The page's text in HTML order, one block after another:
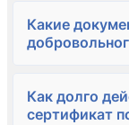
Какие
Как долго
сертификат